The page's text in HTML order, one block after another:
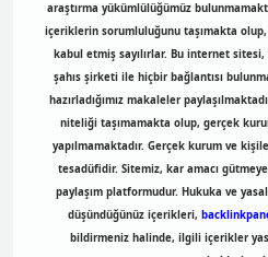
araştırma yükümlülüğümüz
içeriklerin sorumluluğunu taşımakta
kabul etmiş sayılırlar. Bu internet
şahıs şirketi ile hiçbir bağlantısı
hazırladığımız makaleler
niteliği taşımamakta olup, gerçek
yapılmamaktadır. Gerçek kurum ve
tesadüfidir. Sitemiz, kar amacı
paylaşım platformudur. Hukuka ve
düşündüğünüz içerikleri,
bildirmeniz halinde, ilgili içerikler